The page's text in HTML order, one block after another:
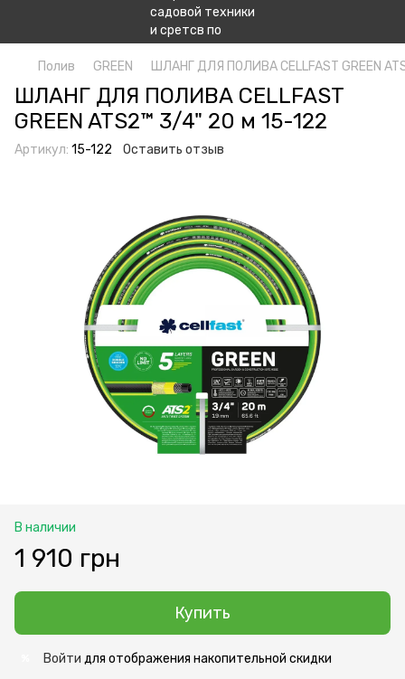
Полив GREEN ШЛАНГ ДЛЯ ПОЛИВА СELLFAST GREEN
ШЛАНГ ДЛЯ ПОЛИВА СELLFAST
GREEN ATS2™ 3/4" 20 м 15-122
Артикул: 15-122 Оставить отзыв
В наличии
1 910 грн
Купить
Войти для отображения накопительной скидки